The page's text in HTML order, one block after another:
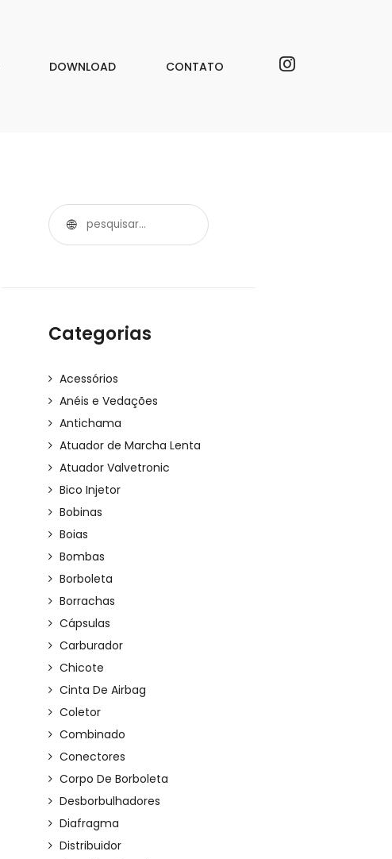
DOWNLOAD CONTATO
Categorias
Acessórios
Anéis e Vedações
Antichama
Atuador de Marcha Lenta
Atuador Valvetronic
Bico Injetor
Bobinas
Boias
Bombas
Borboleta
Borrachas
Cápsulas
Carburador
Chicote
Cinta De Airbag
Coletor
Combinado
Conectores
Corpo De Borboleta
Desborbulhadores
Diafragma
Distribuidor